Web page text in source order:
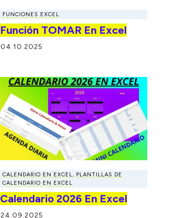
FUNCIONES EXCEL
Función TOMAR En Excel
04.10.2025
CALENDARIO EN EXCEL , PLANTILLAS DE
CALENDARIO EN EXCEL
Calendario 2026 En Excel
24.09.2025